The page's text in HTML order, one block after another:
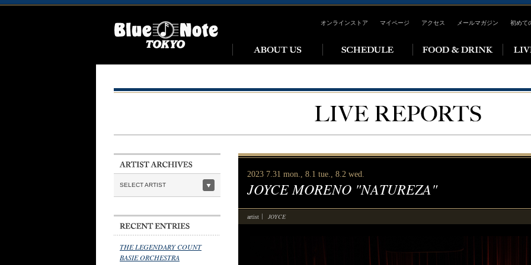
オンラインストア マイページ アクセス メールマガジン 初めて
SELECT ARTIST
THE LEGENDARY COUNT
BASIE ORCHESTRA
2023 7.31 mon., 8.1 tue., 8.2 wed.
JOYCE MORENO "NATUREZA"
artist JOYCE